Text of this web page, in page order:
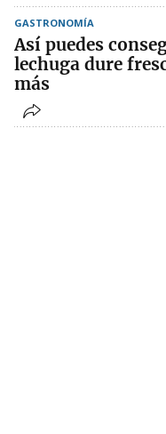
GASTRONOMÍA
Así puedes
lechuga dure
más